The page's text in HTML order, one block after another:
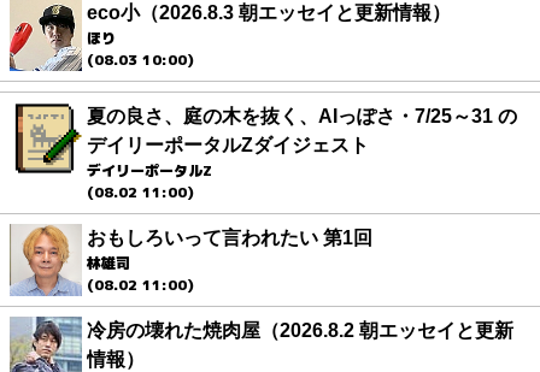
eco小（2026.8.3 朝エッセイと更新情報）
ほり
(08.03 10:00)
夏の良さ、庭の木を抜く、AIっぽさ・7/25～31 の
デイリーポータルZダイジェスト
デイリーポータルZ
(08.02 11:00)
おもしろいって言われたい 第1回
林雄司
(08.02 11:00)
冷房の壊れた焼肉屋（2026.8.2 朝エッセイと更新
情報）